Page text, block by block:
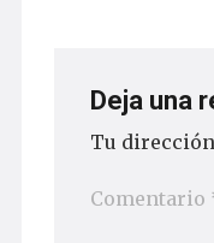
Deja una
Tu